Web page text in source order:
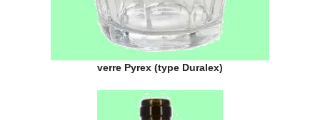
verre Pyrex (type Duralex)